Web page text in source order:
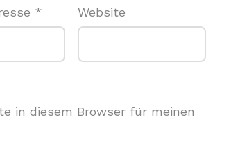
* Website
in diesem Browser für meinen